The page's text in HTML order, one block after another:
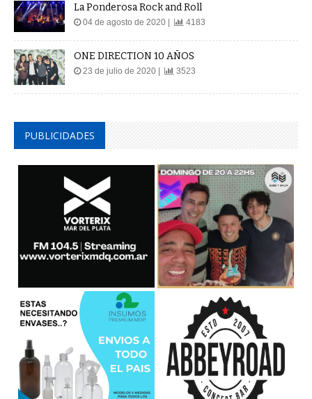
La Ponderosa Rock and Roll
04 de agosto de 2020 | 4183
ONE DIRECTION 10 AÑOS
23 de julio de 2020 | 3523
PUBLICIDADES